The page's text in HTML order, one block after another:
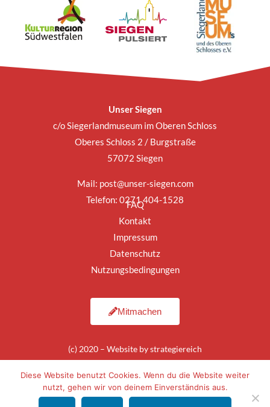
Unser Siegen
c/o Siegerlandmuseum im Oberen Schloss
Oberes Schloss 2 / Burgstraße
57072 Siegen
Mail: post@unser-siegen.com
Telefon: 0271 404-1528
FAQ
Kontakt
Impressum
Datenschutz
Nutzungsbedingungen
(c) 2020 – Website bystrategiereich
Mitmachen
Diese Website benutzt Cookies. Wenn du die Website weiter
nutzt, gehen wir von deinem Einverständnis aus.